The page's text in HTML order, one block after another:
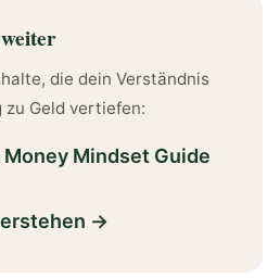
die dein Verständnis
zu Geld vertiefen:
Mindset Guide
→